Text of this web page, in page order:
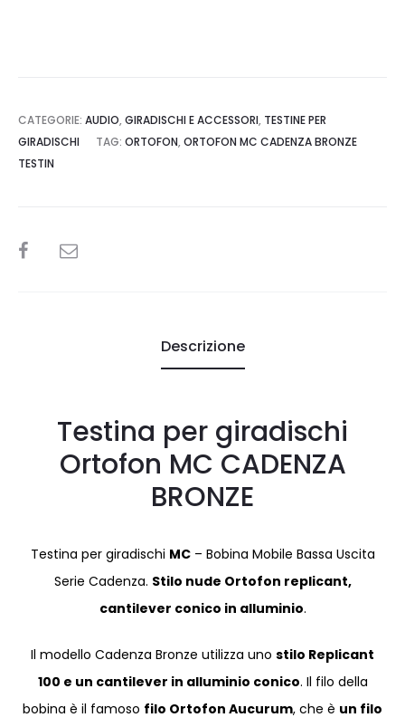
CATEGORIE: AUDIO, GIRADISCHI E ACCESSORI, TESTINE PER
GIRADISCHI
TAG: ORTOFON, ORTOFON MC CADENZA BRONZE
TESTIN
SHARE
Descrizione
Testina per giradischi
Ortofon MC CADENZA
BRONZE
Testina per giradischi MC– Bobina Mobile Bassa Uscita
Serie Cadenza. Stilo nude Ortofon replicant,
cantilever conico in alluminio.
Il modello Cadenza Bronze utilizza uno stilo Replicant
100 e un cantilever in alluminio conico. Il filo della
bobina è il famoso filo Ortofon Aucurum, che è un filo